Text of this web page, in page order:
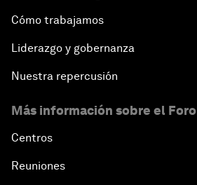
Cómo trabajamos
Liderazgo y gobernanza
Nuestra repercusión
Más información sobre el Foro
Centros
Reuniones